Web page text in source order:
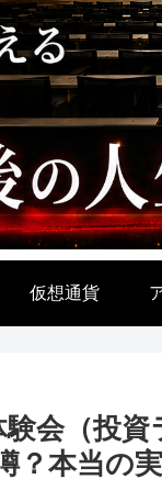
仮想通貨
会（投
本当の